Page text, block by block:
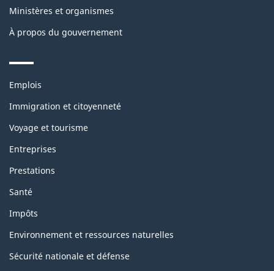
Ministères et organismes
À propos du gouvernement
Themes
topics
Emplois
Immigration et citoyenneté
Voyage et tourisme
Entreprises
Prestations
Santé
Impôts
Environnement et ressources naturelles
Sécurité nationale et défense